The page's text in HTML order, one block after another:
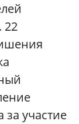
22
участие